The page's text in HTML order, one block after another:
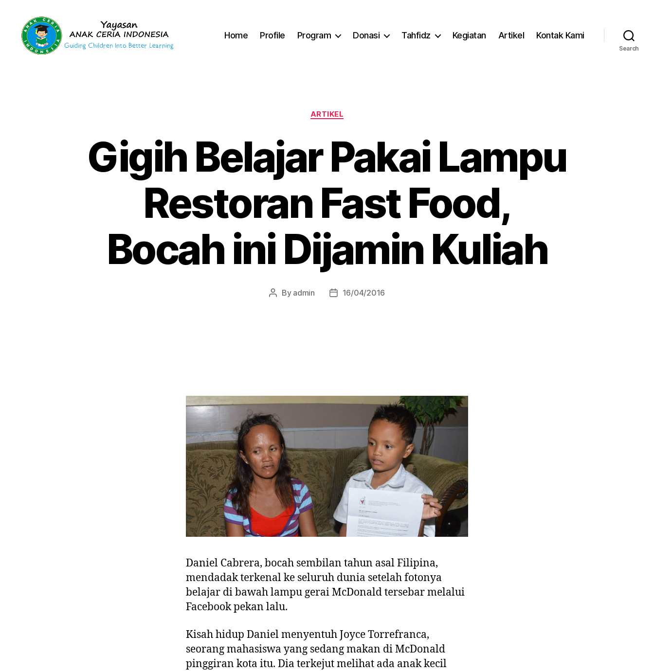
Home Profile Program Donasi Tahfidz Kegiatan Artikel Kontak Kami
Search
Categories
ARTIKEL
Gigih Belajar Pakai Lampu
Restoran Fast Food,
Bocah ini Dijamin Kuliah
Post
By admin
Post16/04/2016
Daniel Cabrera, bocah sembilan tahun asal Filipina,
mendadak terkenal ke seluruh dunia setelah fotonya
belajar di bawah lampu gerai McDonald tersebar melalui
Facebook pekan lalu.
Kisah hidup Daniel menyentuh Joyce Torrefranca,
seorang mahasiswa yang sedang makan di McDonald
pinggiran kota itu. Dia terkejut melihat ada anak kecil